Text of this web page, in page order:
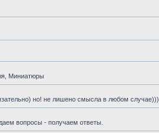
Миниатюры
но! не лишено смысла в любом случае)))
вопросы - получаем ответы.